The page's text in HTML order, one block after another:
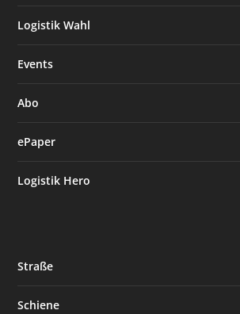
Logistik Wahl
Events
Abo
ePaper
Logistik Hero
Straße
Schiene